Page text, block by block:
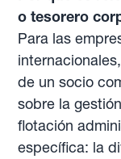
o tesorero
Para las
de un socio
sobre la
flotación
específica: la